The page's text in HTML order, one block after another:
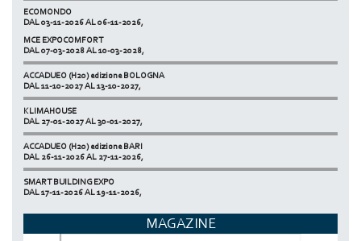
ECOMONDO
DAL 03-11-2026 AL 06-11-2026,
NETZERO MILAN - EXPO SUMMIT
DAL 20-10-2026 AL 22-10-2026,
MCE EXPOCOMFORT
DAL 07-03-2028 AL 10-03-2028,
ACCADUEO (H20) edizione BOLOGNA
DAL 11-10-2027 AL 13-10-2027,
KLIMAHOUSE
DAL 27-01-2027 AL 30-01-2027,
ACCADUEO (H20) edizione BARI
DAL 26-11-2026 AL 27-11-2026,
SMART BUILDING EXPO
DAL 17-11-2026 AL 19-11-2026,
ECOMONDO
MAGAZINE